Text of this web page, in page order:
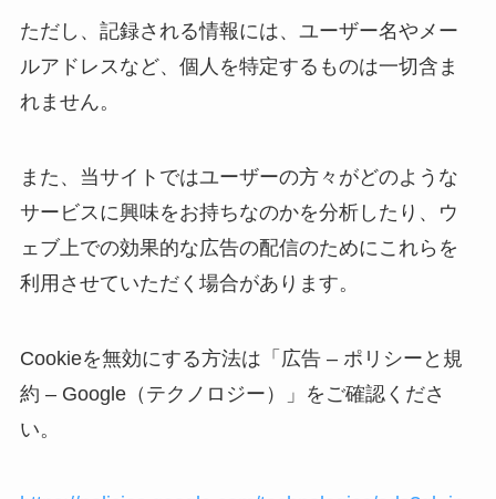
ただし、記録される情報には、ユーザー名やメー
ルアドレスなど、個人を特定するものは一切含ま
れません。
また、当サイトではユーザーの方々がどのような
サービスに興味をお持ちなのかを分析したり、ウ
ェブ上での効果的な広告の配信のためにこれらを
利用させていただく場合があります。
Cookieを無効にする方法は「広告 – ポリシーと規
約 – Google（テクノロジー）」をご確認くださ
い。